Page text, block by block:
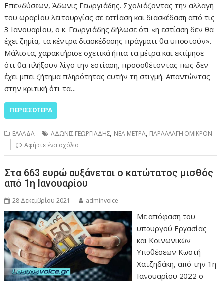
Επενδύσεων, Άδωνις Γεωργιάδης. Σχολιάζοντας την αλλαγή
του ωραρίου λειτουργίας σε εστίαση και διασκέδαση από τις
3 Ιανουαρίου, ο κ. Γεωργιάδης δήλωσε ότι «η εστίαση δεν θα
έχει ζημία, τα κέντρα διασκέδασης πράγματι θα υποστούν».
Μάλιστα, χαρακτήρισε σχετικά ήπια τα μέτρα και εκτίμησε
ότι θα πλήξουν λίγο την εστίαση, πρσοσθέτοντας πως δεν
έχει μπει ζήτημα πληρότητας αυτήν τη στιγμή. Απαντώντας
στην κριτική ότι τα…
ΠΕΡΙΣΣΌΤΕΡΑ
ΕΛΛΑΔΑ ΑΔΩΝΙΣ ΓΕΩΡΓΙΑΔΗΣ, ΝΕΑ ΜΕΤΡΑ, ΠΑΡΑΛΛΑΓΗ ΟΜΙΚΡΟΝ
Αφήστε ένα σχόλιο
Στα 663 ευρώ αυξάνεται ο κατώτατος μισθός
από 1η Ιανουαρίου
28 Δεκεμβρίου 2021 adminvoice
Με απόφαση του
υπουργού Εργασίας
και Κοινωνικών
Υποθέσεων Κωστή
Χατζηδάκη, από την 1η
Ιανουαρίου 2022 ο